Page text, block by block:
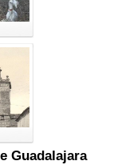
Guadalajara